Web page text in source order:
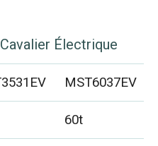
Électrique
MST6037EV
60t